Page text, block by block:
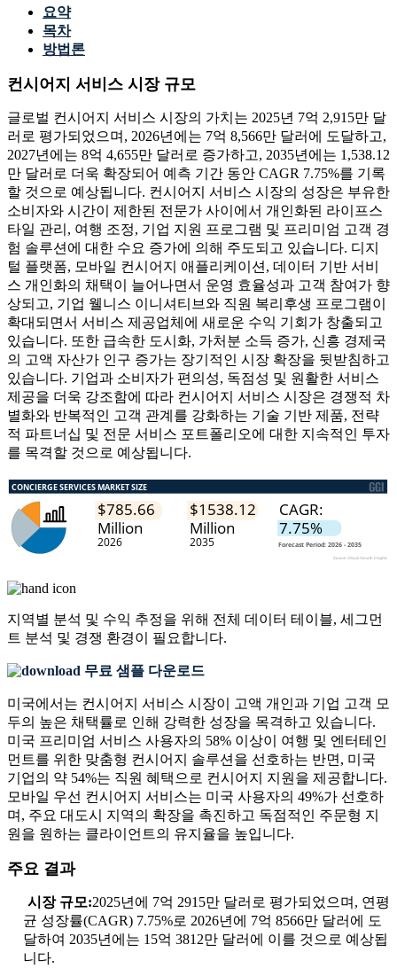
요약
목차
방법론
컨시어지 서비스 시장 규모
글로벌 컨시어지 서비스 시장의 가치는 2025년 7억 2,915만 달
러로 평가되었으며, 2026년에는 7억 8,566만 달러에 도달하고,
2027년에는 8억 4,655만 달러로 증가하고, 2035년에는 1,538.12
만 달러로 더욱 확장되어 예측 기간 동안 CAGR 7.75%를 기록
할 것으로 예상됩니다. 컨시어지 서비스 시장의 성장은 부유한
소비자와 시간이 제한된 전문가 사이에서 개인화된 라이프스
타일 관리, 여행 조정, 기업 지원 프로그램 및 프리미엄 고객 경
험 솔루션에 대한 수요 증가에 의해 주도되고 있습니다. 디지
털 플랫폼, 모바일 컨시어지 애플리케이션, 데이터 기반 서비
스 개인화의 채택이 늘어나면서 운영 효율성과 고객 참여가 향
상되고, 기업 웰니스 이니셔티브와 직원 복리후생 프로그램이
확대되면서 서비스 제공업체에 새로운 수익 기회가 창출되고
있습니다. 또한 급속한 도시화, 가처분 소득 증가, 신흥 경제국
의 고액 자산가 인구 증가는 장기적인 시장 확장을 뒷받침하고
있습니다. 기업과 소비자가 편의성, 독점성 및 원활한 서비스
제공을 더욱 강조함에 따라 컨시어지 서비스 시장은 경쟁적 차
별화와 반복적인 고객 관계를 강화하는 기술 기반 제품, 전략
적 파트너십 및 전문 서비스 포트폴리오에 대한 지속적인 투자
를 목격할 것으로 예상됩니다.
지역별 분석 및 수익 추정을 위해 전체 데이터 테이블, 세그먼
트 분석 및 경쟁 환경이 필요합니다.
무료 샘플 다운로드
미국에서는 컨시어지 서비스 시장이 고액 개인과 기업 고객 모
두의 높은 채택률로 인해 강력한 성장을 목격하고 있습니다.
미국 프리미엄 서비스 사용자의 58% 이상이 여행 및 엔터테인
먼트를 위한 맞춤형 컨시어지 솔루션을 선호하는 반면, 미국
기업의 약 54%는 직원 혜택으로 컨시어지 지원을 제공합니다.
모바일 우선 컨시어지 서비스는 미국 사용자의 49%가 선호하
며, 주요 대도시 지역의 확장을 촉진하고 독점적인 주문형 지
원을 원하는 클라이언트의 유지율을 높입니다.
주요 결과
시장 규모:2025년에 7억 2915만 달러로 평가되었으며, 연평
균 성장률(CAGR) 7.75%로 2026년에 7억 8566만 달러에 도
달하여 2035년에는 15억 3812만 달러에 이를 것으로 예상됩
니다.